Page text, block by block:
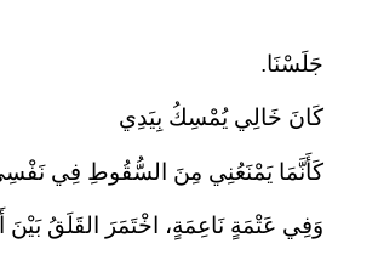
جَلَسْنَا.
كَانَ خَالِي يُمْسِكُ بِيَدِي
كَأَنَّمَا يَمْنَعُنِي مِنَ السُّقُوطِ فِي
وَفِي عَتْمَةٍ نَاعِمَةٍ، اخْتَمَرَ القَلَقُ بَيْنَ